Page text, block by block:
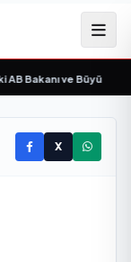
Bakanı ve Büyükelçi
X